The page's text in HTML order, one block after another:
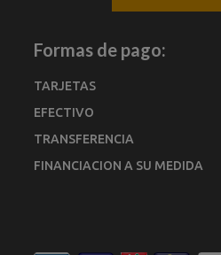
Formas de pago:
TARJETAS
EFECTIVO
TRANSFERENCIA
FINANCIACION A SU MEDIDA